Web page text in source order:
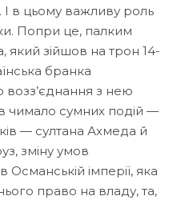
в цьому важливу роль
Попри це, палким
який зійшов на трон 14-
бранка
з нею
сумних подій —
— султана Ахмеда й
зміну умов
Османській імперії, яка
право на владу, та,